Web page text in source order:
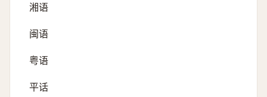
湘语
闽语
粤语
平话